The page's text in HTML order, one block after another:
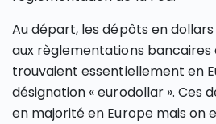
Au départ, les dépôts en dollars
aux règlementations bancaires
trouvaient essentiellement en
désignation « eurodollar ». Ces
en majorité en Europe mais on